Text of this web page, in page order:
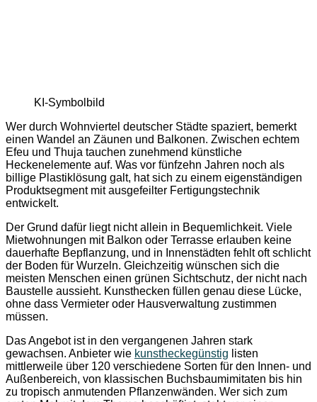
KI-Symbolbild
Wer durch Wohnviertel deutscher Städte spaziert, bemerkt
einen Wandel an Zäunen und Balkonen. Zwischen echtem
Efeu und Thuja tauchen zunehmend künstliche
Heckenelemente auf. Was vor fünfzehn Jahren noch als
billige Plastiklösung galt, hat sich zu einem eigenständigen
Produktsegment mit ausgefeilter Fertigungstechnik
entwickelt.
Der Grund dafür liegt nicht allein in Bequemlichkeit. Viele
Mietwohnungen mit Balkon oder Terrasse erlauben keine
dauerhafte Bepflanzung, und in Innenstädten fehlt oft schlicht
der Boden für Wurzeln. Gleichzeitig wünschen sich die
meisten Menschen einen grünen Sichtschutz, der nicht nach
Baustelle aussieht. Kunsthecken füllen genau diese Lücke,
ohne dass Vermieter oder Hausverwaltung zustimmen
müssen.
Das Angebot ist in den vergangenen Jahren stark
gewachsen. Anbieter wie kunstheckegünstig listen
mittlerweile über 120 verschiedene Sorten für den Innen- und
Außenbereich, von klassischen Buchsbaumimitaten bis hin
zu tropisch anmutenden Pflanzenwänden. Wer sich zum